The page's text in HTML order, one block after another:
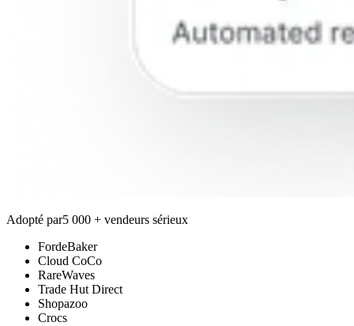
Adopté par5 000 + vendeurs sérieux
FordeBaker
Cloud CoCo
RareWaves
Trade Hut Direct
Shopazoo
Crocs